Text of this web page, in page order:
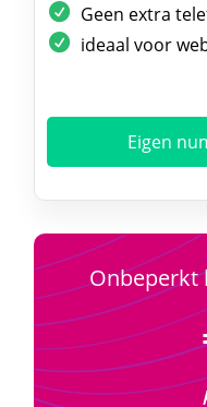
Geen extra
ideaal voor
Eigen
Onbeperkt